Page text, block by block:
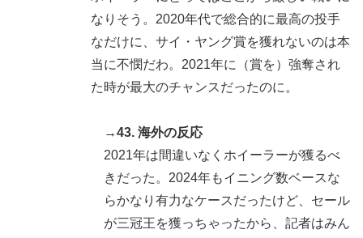
なりそう。2020年代で総合的に最高の投手
なだけに、サイ・ヤング賞を獲れないのは本
当に不憫だわ。2021年に（賞を）強奪され
た時が最大のチャンスだったのに。
→43. 海外の反応
2021年は間違いなくホイーラーが獲るべ
きだった。2024年もイニング数ベースな
らかなり有力なケースだったけど、セール
が三冠王を獲っちゃったから、記者はみん